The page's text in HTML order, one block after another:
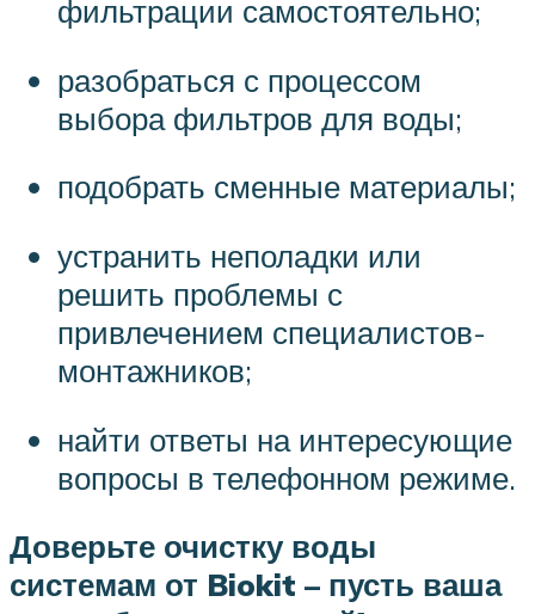
фильтрации самостоятельно;
разобраться с процессом
выбора фильтров для воды;
подобрать сменные материалы;
устранить неполадки или
решить проблемы с
привлечением специалистов-
монтажников;
найти ответы на интересующие
вопросы в телефонном режиме.
Доверьте очистку воды
системам от Biokit – пусть ваша